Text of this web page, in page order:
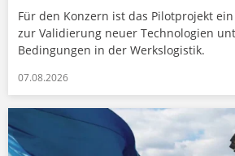
Für den Konzern ist das Pilotprojekt
zur Validierung neuer Technologien
Bedingungen in der Werkslogistik.
07.08.2026